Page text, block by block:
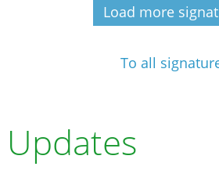
Load more
To all
Updates